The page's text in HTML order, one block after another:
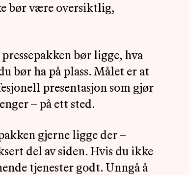
bør være oversiktlig,
bør ligge, hva
bør ha på plass. Målet er at
presentasjon som gjør
– på ett sted.
gjerne ligge der –
del av siden. Hvis du ikke
tjenester godt. Unngå å